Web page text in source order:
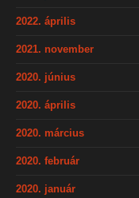
2022. április
2021. november
2020. június
2020. április
2020. március
2020. február
2020. január